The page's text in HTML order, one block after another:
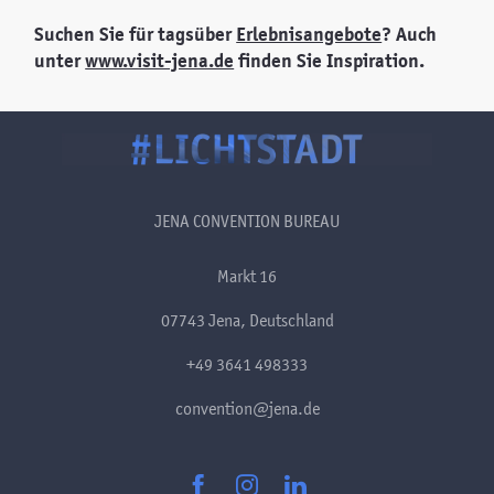
Suchen Sie für tagsüberErlebnisangebote? Auch
unterwww.visit-jena.de finden Sie Inspiration.
JENA CONVENTION BUREAU
Markt 16
07743 Jena, Deutschland
+49 3641 498333
convention@jena.de